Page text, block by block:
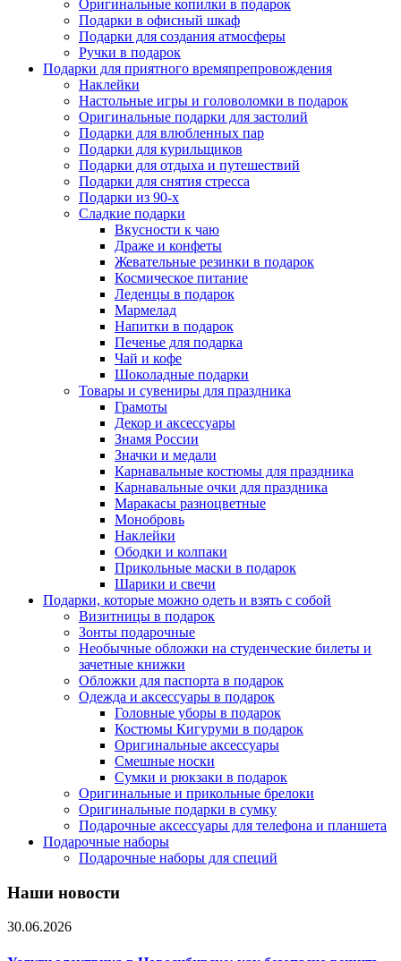
Оригинальные копилки в подарок
Подарки в офисный шкаф
Подарки для создания атмосферы
Ручки в подарок
Подарки для приятного времяпрепровождения
Наклейки
Настольные игры и головоломки в подарок
Оригинальные подарки для застолий
Подарки для влюбленных пар
Подарки для курильщиков
Подарки для отдыха и путешествий
Подарки для снятия стресса
Подарки из 90-х
Сладкие подарки
Вкусности к чаю
Драже и конфеты
Жевательные резинки в подарок
Космическое питание
Леденцы в подарок
Мармелад
Напитки в подарок
Печенье для подарка
Чай и кофе
Шоколадные подарки
Товары и сувениры для праздника
Грамоты
Декор и аксессуары
Знамя России
Значки и медали
Карнавальные костюмы для праздника
Карнавальные очки для праздника
Маракасы разноцветные
Монобровь
Наклейки
Ободки и колпаки
Прикольные маски в подарок
Шарики и свечи
Подарки, которые можно одеть и взять с собой
Визитницы в подарок
Зонты подарочные
Необычные обложки на студенческие билеты и
зачетные книжки
Обложки для паспорта в подарок
Одежда и аксессуары в подарок
Головные уборы в подарок
Костюмы Кигуруми в подарок
Оригинальные аксессуары
Смешные носки
Сумки и рюкзаки в подарок
Оригинальные и прикольные брелоки
Оригинальные подарки в сумку
Подарочные аксессуары для телефона и планшета
Подарочные наборы
Подарочные наборы для специй
Наши новости
30.06.2026